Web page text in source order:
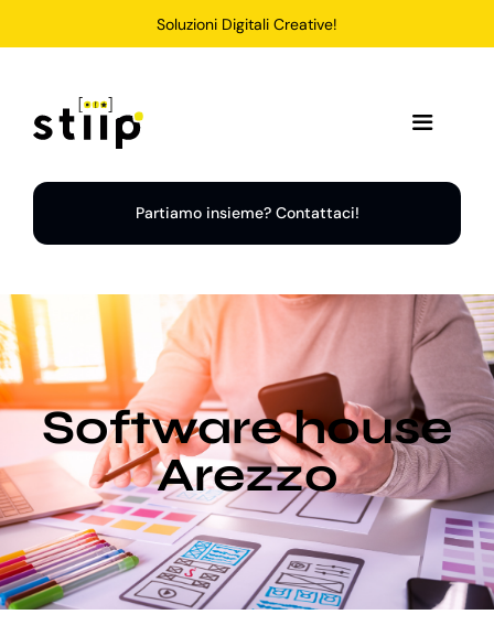
Soluzioni Digitali Creative!
Toggle
Home
Soluzioni
Chi Siamo
Blog
Partiamo insieme? Contattaci!
Software house
Arezzo